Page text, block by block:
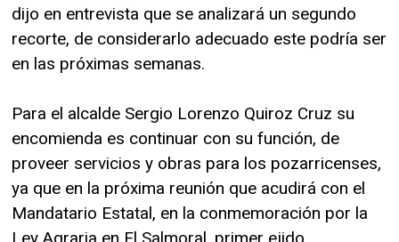
dijo en entrevista que se analizará un segundo
recorte, de considerarlo adecuado este podría ser
en las próximas semanas.
Para el alcalde Sergio Lorenzo Quiroz Cruz su
encomienda es continuar con su función, de
proveer servicios y obras para los pozarricenses,
ya que en la próxima reunión que acudirá con el
Mandatario Estatal, en la conmemoración por la